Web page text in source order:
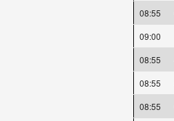
08:55
09:00
08:55
08:55
08:55